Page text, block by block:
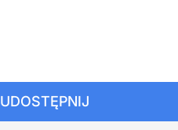
UDOSTĘPNIJ